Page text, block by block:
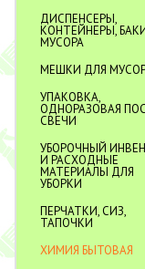
ДИСПЕНСЕРЫ,
КОНТЕЙНЕРЫ,
МУСОРА
МЕШКИ ДЛЯ
УПАКОВКА,
ОДНОРАЗОВАЯ
СВЕЧИ
УБОРОЧНЫЙ
И РАСХОДНЫЕ
МАТЕРИАЛЫ ДЛЯ
УБОРКИ
ПЕРЧАТКИ, СИЗ,
ТАПОЧКИ
ХИМИЯ БЫТОВАЯ